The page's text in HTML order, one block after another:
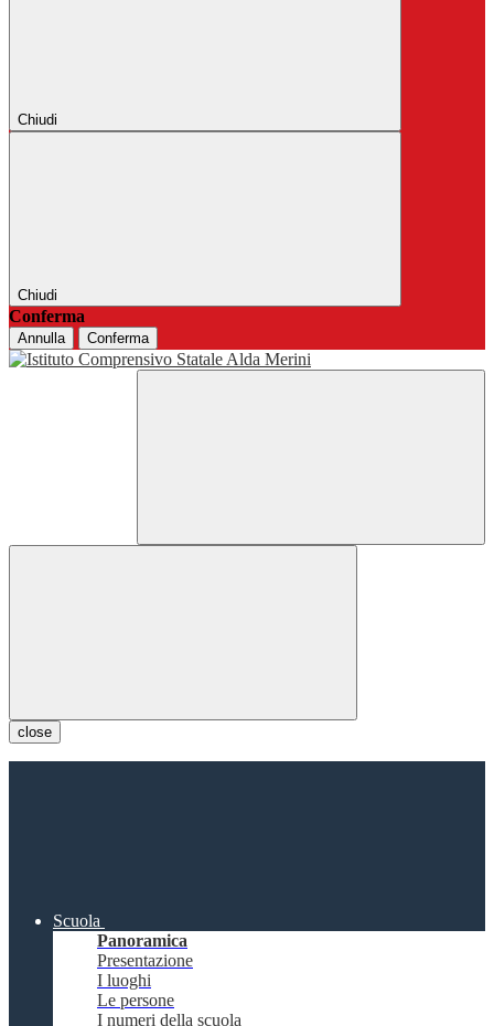
Chiudi
Chiudi
Conferma
Annulla Conferma
close
Scuola
Panoramica
Presentazione
I luoghi
Le persone
I numeri della scuola